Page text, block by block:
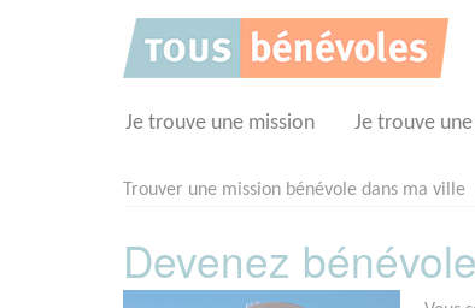
Je trouve une mission Je trouve
Trouver une mission bénévole dans ma ville
Devenez